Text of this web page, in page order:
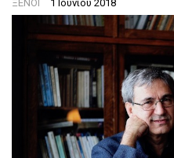
ΞΕΝΟΙ 1 Ιουνίου 2018